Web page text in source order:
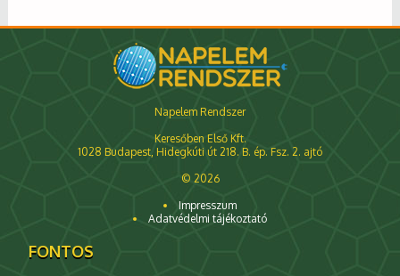
Napelem Rendszer
Keresőben Első Kft.
1028 Budapest, Hidegkúti út 218. B. ép. Fsz. 2. ajtó
© 2026
Impresszum
Adatvédelmi tájékoztató
FONTOS